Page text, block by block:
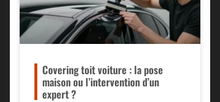
Covering toit voiture : la pose
maison ou l’intervention d’un
expert ?